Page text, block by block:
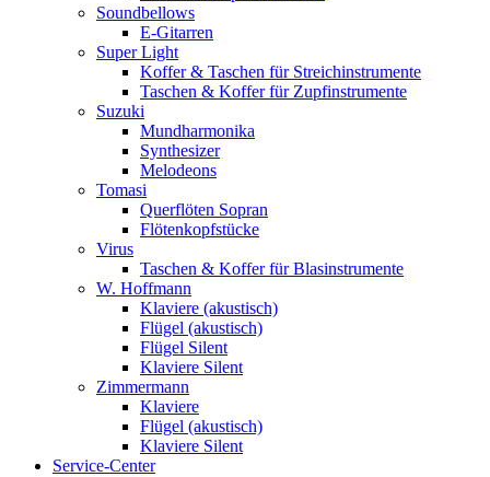
Soundbellows
E-Gitarren
Super Light
Koffer & Taschen für Streichinstrumente
Taschen & Koffer für Zupfinstrumente
Suzuki
Mundharmonika
Synthesizer
Melodeons
Tomasi
Querflöten Sopran
Flötenkopfstücke
Virus
Taschen & Koffer für Blasinstrumente
W. Hoffmann
Klaviere (akustisch)
Flügel (akustisch)
Flügel Silent
Klaviere Silent
Zimmermann
Klaviere
Flügel (akustisch)
Klaviere Silent
Service-Center